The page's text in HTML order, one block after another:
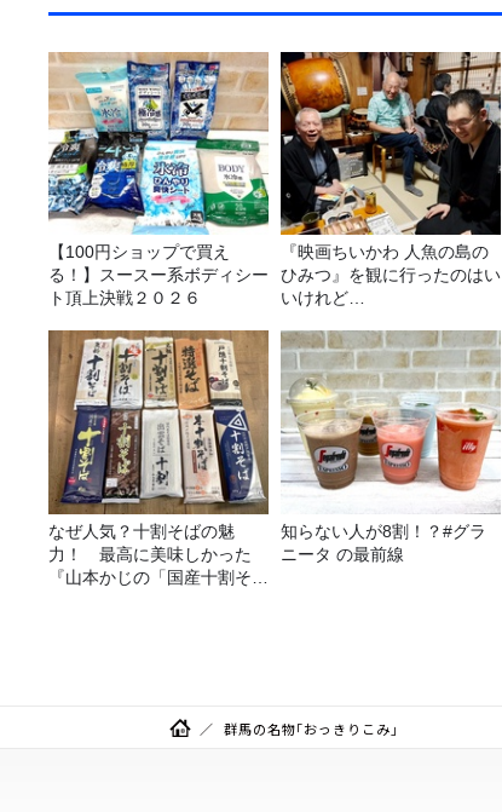
【100円ショップで買え
る！】スースー系ボディシー
ト頂上決戦２０２６
『映画ちいかわ 人魚の島の
ひみつ』を観に行ったのはい
いけれど…
なぜ人気？十割そばの魅
力！ 最高に美味しかった
『山本かじの「国産十割そ
知らない人が8割！？#グラ
ニータ の最前線
群馬の名物「おっきりこみ」